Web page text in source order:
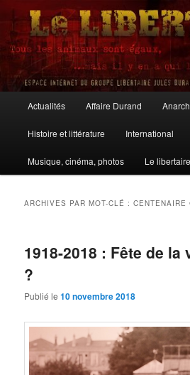
Aller
contenu
principal
Aller
contenu
secondaire
Le Libertaire
principal
Actualités Affaire Durand
Histoire et littérature International
Musique, cinéma, photos Le libertaire
ARCHIVES PAR MOT-CLÉ :CENTENAIRE
1918-2018 : Fête de la
?
Publié le10 novembre 2018